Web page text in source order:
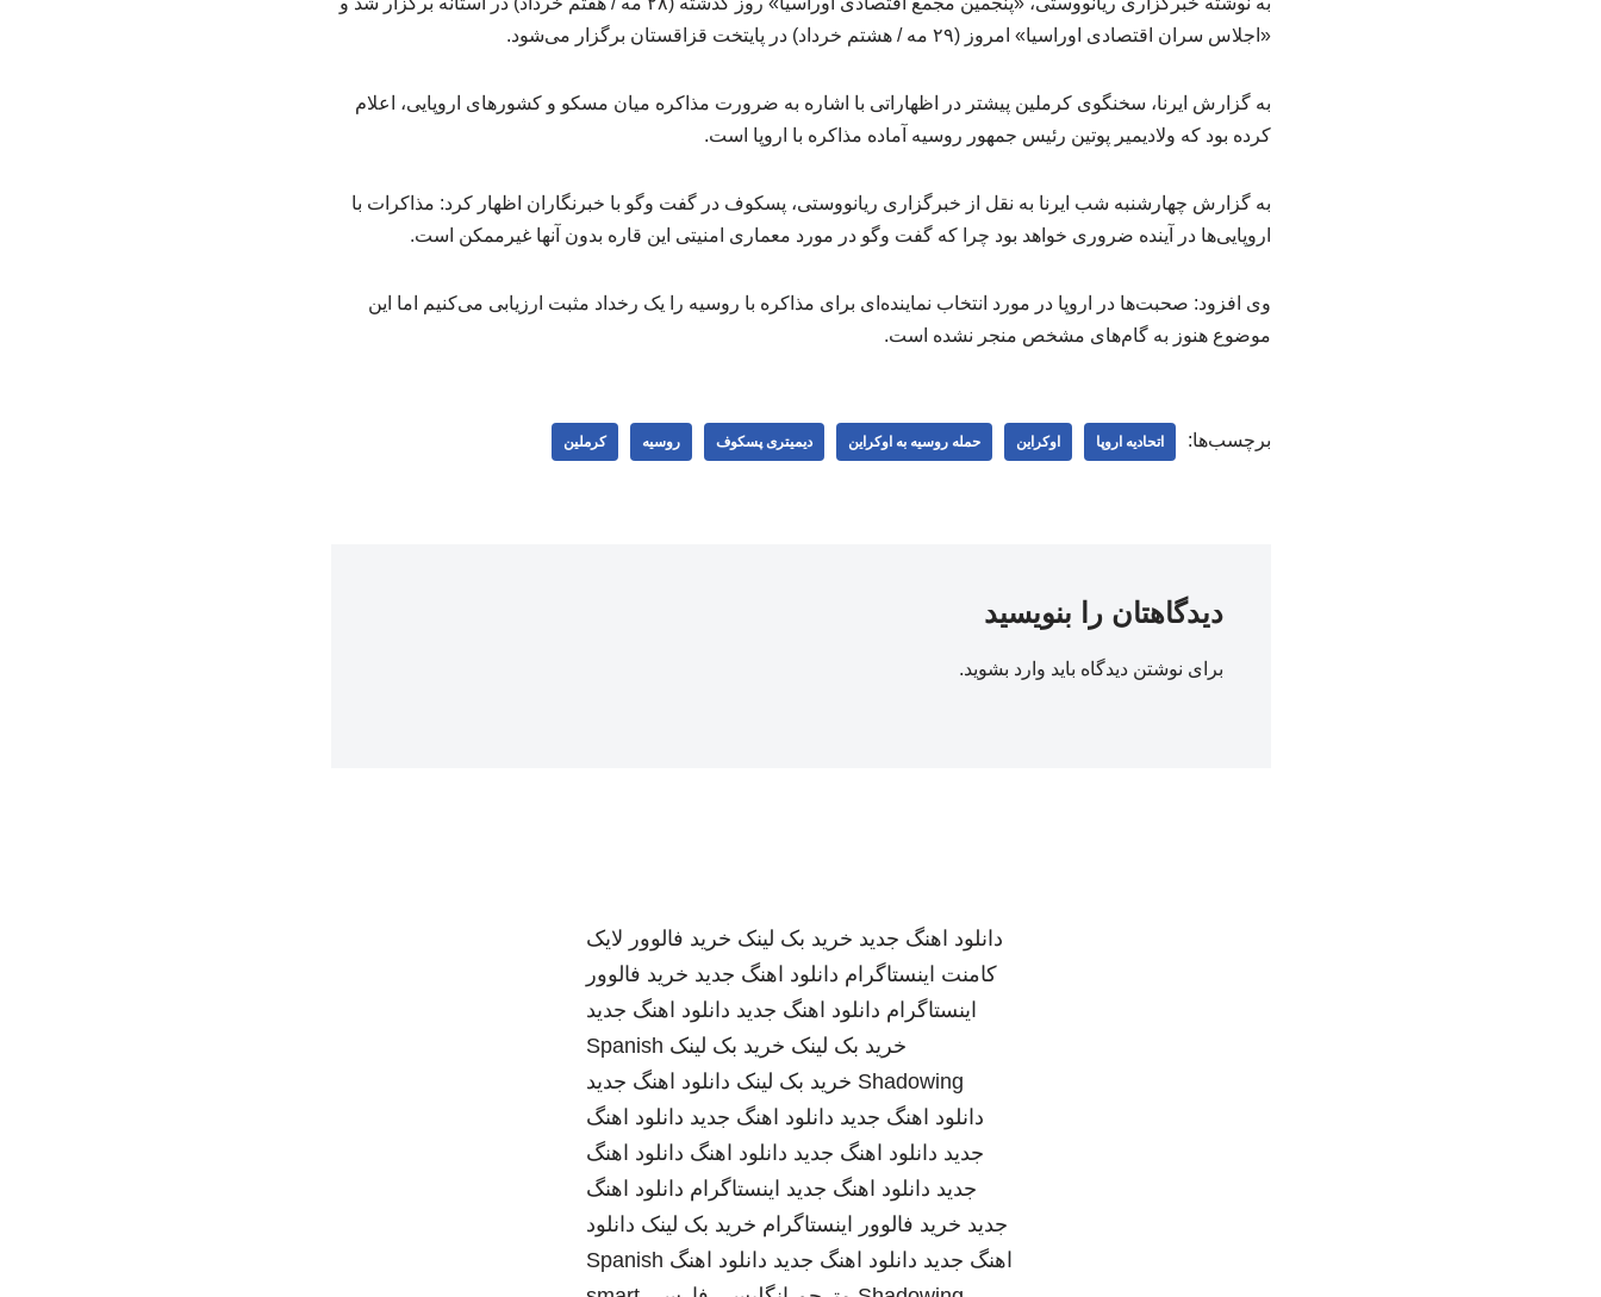
«اجلاس سران اقتصادی اوراسیا» امروز (۲۹ مه / هشتم خرداد) در پایتخت قزاقستان برگزار می‌شود.
به گزارش ایرنا، سخنگوی کرملین پیشتر در اظهاراتی با اشاره به ضرورت مذاکره میان مسکو و کشورهای اروپایی، اعلام
کرده بود که ولادیمیر پوتین رئیس جمهور روسیه آماده مذاکره با اروپا است.
به گزارش چهارشنبه شب ایرنا به نقل از خبرگزاری ریانووستی، پسکوف در گفت وگو با خبرنگاران اظهار کرد: مذاکرات با
اروپایی‌ها در آینده ضروری خواهد بود چرا که گفت وگو در مورد معماری امنیتی این قاره بدون آنها غیرممکن است.
وی افزود: صحبت‌ها در اروپا در مورد انتخاب نماینده‌ای برای مذاکره با روسیه را یک رخداد مثبت ارزیابی می‌کنیم اما این
موضوع هنوز به گام‌های مشخص منجر نشده است.
برچسب‌ها: اتحادیه اروپا اوکراین حمله روسیه به اوکراین دیمیتری پسکوف روسیه کرملین
دیدگاهتان را بنویسید
برای نوشتن دیدگاه باید وارد بشوید.
دانلود اهنگ جدید خرید بک لینک خرید فالوور لایک
کامنت اینستاگرام دانلود اهنگ جدید خرید فالوور
اینستاگرام دانلود اهنگ جدید دانلود اهنگ جدید
خرید بک لینک خرید بک لینک Spanish
Shadowing خرید بک لینک دانلود اهنگ جدید
دانلود اهنگ جدید دانلود اهنگ جدید دانلود اهنگ
جدید دانلود اهنگ جدید دانلود اهنگ دانلود اهنگ
جدید دانلود اهنگ جدید اینستاگرام دانلود اهنگ
جدید خرید فالوور اینستاگرام خرید بک لینک دانلود
اهنگ جدید دانلود اهنگ جدید دانلود اهنگ Spanish